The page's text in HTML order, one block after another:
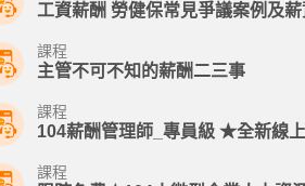
工資薪酬 勞健保常見爭議案例及
課程
主管不可不知的薪酬二三事
課程
104薪酬管理師_專員級 ★全新線
課程